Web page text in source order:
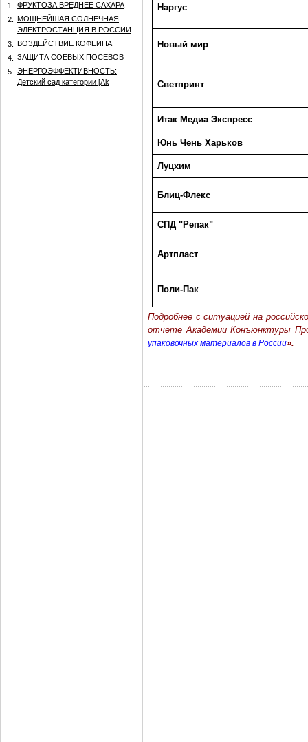
1.
ФРУКТОЗА ВРЕДНЕЕ САХАРА
2.
МОЩНЕЙШАЯ СОЛНЕЧНАЯ
ЭЛЕКТРОСТАНЦИЯ В РОССИИ
3.
ВОЗДЕЙСТВИЕ КОФЕИНА
4.
ЗАЩИТА СОЕВЫХ ПОСЕВОВ
5.
ЭНЕРГОЭФФЕКТИВНОСТЬ:
Детский сад категории [Аk
Наргус
Новый мир
Светпринт
Итак Медиа Экспресс
Юнь Чень Харьков
Луцхим
Блиц-Флекс
СПД "Репак"
Артпласт
Поли-Пак
Подробнее с ситуацией на
отчете Академии Конъюнктуры
упаковочных материалов в России».